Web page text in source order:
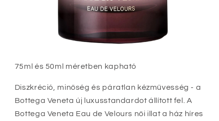
75ml és 50ml méretben kapható
Diszkréció, minőség és páratlan kézművesség - a
Bottega Veneta új luxusstandardot állított fel. A
Bottega Veneta Eau de Velours női illat a ház híres